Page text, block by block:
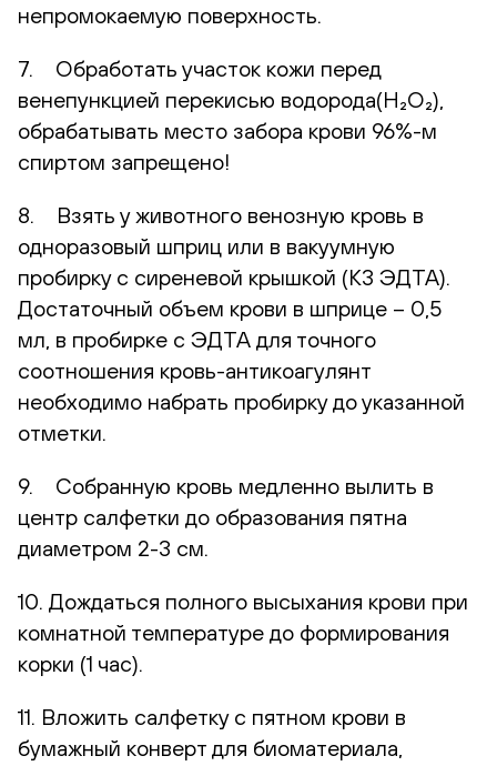
непромокаемую поверхность.
7. Обработать участок кожи перед
венепункцией перекисью водорода(H₂O₂),
обрабатывать место забора крови 96%-м
спиртом запрещено!
8. Взять у животного венозную кровь в
одноразовый шприц или в вакуумную
пробирку с сиреневой крышкой (К3 ЭДТА).
Достаточный объем крови в шприце – 0,5
мл, в пробирке с ЭДТА для точного
соотношения кровь-антикоагулянт
необходимо набрать пробирку до указанной
отметки.
9. Собранную кровь медленно вылить в
центр салфетки до образования пятна
диаметром 2-3 см.
10. Дождаться полного высыхания крови при
комнатной температуре до формирования
корки (1 час).
11. Вложить салфетку с пятном крови в
бумажный конверт для биоматериала,